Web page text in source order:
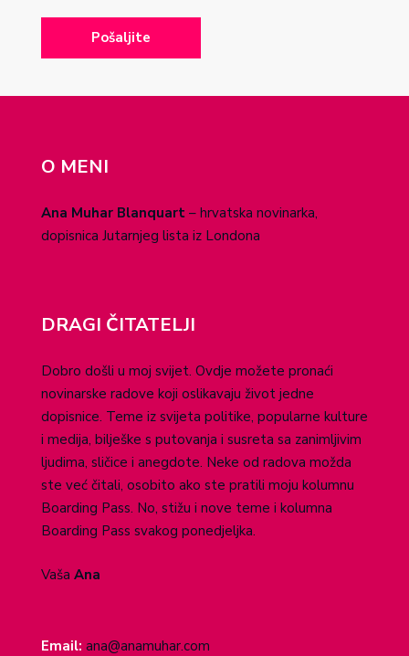
O MENI
Ana Muhar Blanquart – hrvatska novinarka,
dopisnica Jutarnjeg lista iz Londona
DRAGI ČITATELJI
Dobro došli u moj svijet. Ovdje možete pronaći
novinarske radove koji oslikavaju život jedne
dopisnice. Teme iz svijeta politike, popularne kulture
i medija, bilješke s putovanja i susreta sa zanimljivim
ljudima, sličice i anegdote. Neke od radova možda
ste već čitali, osobito ako ste pratili moju kolumnu
Boarding Pass. No, stižu i nove teme i kolumna
Boarding Pass svakog ponedjeljka.
Vaša Ana
Email: ana@anamuhar.com